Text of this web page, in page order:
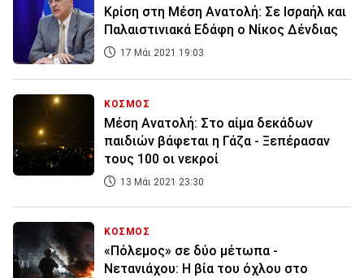
Κρίση στη Μέση Ανατολή: Σε Ισραήλ και
Παλαιστινιακά Εδάφη ο Νίκος Δένδιας
17 Μάι 2021 19:03
ΚΟΣΜΟΣ
Μέση Ανατολή: Στο αίμα δεκάδων
παιδιών βάφεται η Γάζα - Ξεπέρασαν
τους 100 οι νεκροί
13 Μάι 2021 23:30
ΚΟΣΜΟΣ
«Πόλεμος» σε δύο μέτωπα -
Νετανιάχου: Η βία του όχλου στο